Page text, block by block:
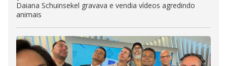
Daiana Schuinsekel gravava e vendia vídeos agredindo
animais